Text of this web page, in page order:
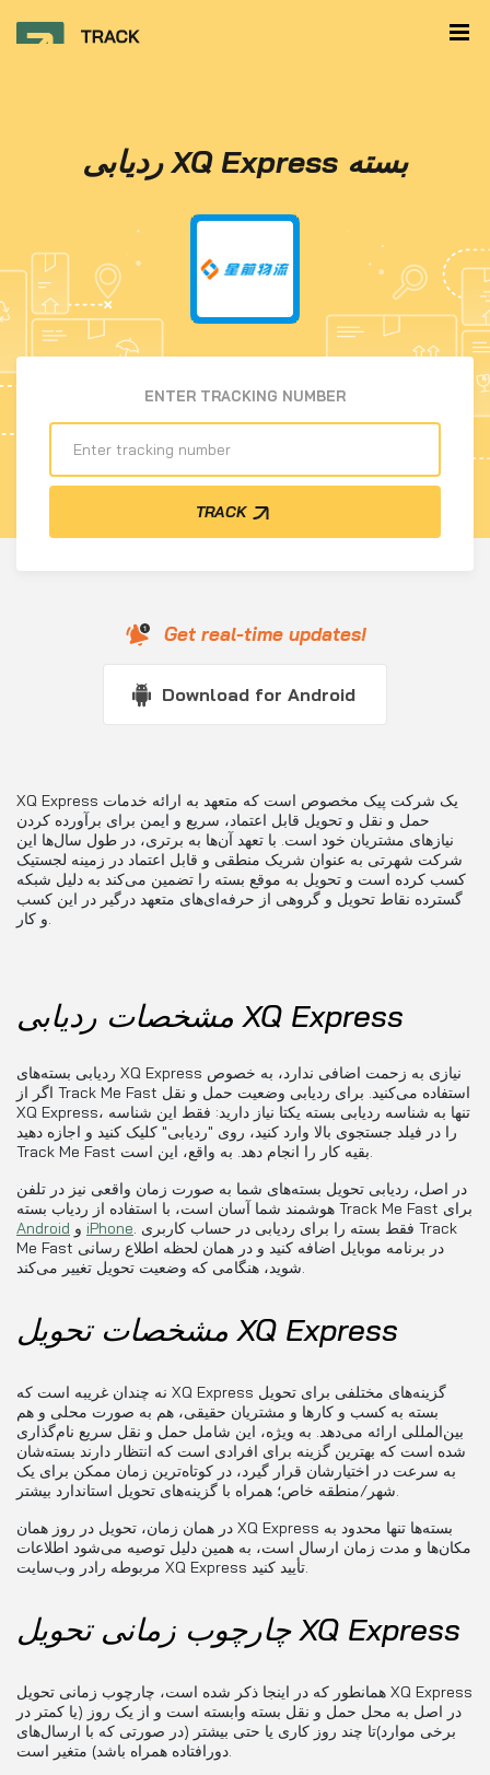
ردیابی XQ Express بسته
ENTER TRACKING NUMBER
TRACK
Get real-time updates!
Download for Android
XQ Express یک شرکت پیک مخصوص است که متعهد به ارائه خدمات
حمل و نقل و تحویل قابل اعتماد، سریع و ایمن برای برآورده کردن
نیازهای مشتریان خود است. با تعهد آن‌ها به برتری، در طول سال‌ها این
شرکت شهرتی به عنوان شریک منطقی و قابل اعتماد در زمینه لجستیک
کسب کرده است و تحویل به موقع بسته را تضمین می‌کند به دلیل شبکه
گسترده نقاط تحویل و گروهی از حرفه‌ای‌های متعهد درگیر در این کسب
و کار.
مشخصات ردیابی XQ Express
ردیابی بسته‌های XQ Express نیازی به زحمت اضافی ندارد، به خصوص
اگر از Track Me Fast استفاده می‌کنید. برای ردیابی وضعیت حمل و نقل
XQ Express، تنها به شناسه ردیابی بسته یکتا نیاز دارید: فقط این شناسه
را در فیلد جستجوی بالا وارد کنید، روی "ردیابی" کلیک کنید و اجازه دهید
Track Me Fast بقیه کار را انجام دهد. به واقع، این است.
در اصل، ردیابی تحویل بسته‌های شما به صورت زمان واقعی نیز در تلفن
هوشمند شما آسان است، با استفاده از ردیاب بسته Track Me Fast برای
Android
iPhone. فقط بسته را برای ردیابی در حساب کاربری Track
Me Fast در برنامه موبایل اضافه کنید و در همان لحظه اطلاع رسانی
شوید، هنگامی که وضعیت تحویل تغییر می‌کند.
مشخصات تحویل XQ Express
نه چندان غریبه است که XQ Express گزینه‌های مختلفی برای تحویل
بسته به کسب و کارها و مشتریان حقیقی، هم به صورت محلی و هم
بین‌المللی ارائه می‌دهد. به ویژه، این شامل حمل و نقل سریع نام‌گذاری
شده است که بهترین گزینه برای افرادی است که انتظار دارند بسته‌شان
به سرعت در اختیارشان قرار گیرد، در کوتاه‌ترین زمان ممکن برای یک
شهر/منطقه خاص؛ همراه با گزینه‌های تحویل استاندارد بیشتر.
در همان زمان، تحویل در روز همان XQ Express بسته‌ها تنها محدود به
مکان‌ها و مدت زمان ارسال است، به همین دلیل توصیه می‌شود اطلاعات
مربوطه رادر وب‌سایت XQ Express تأیید کنید.
چارچوب زمانی تحویل XQ Express
همانطور که در اینجا ذکر شده است، چارچوب زمانی تحویل XQ Express
در اصل به محل حمل و نقل بسته وابسته است و از یک روز (یا کمتر در
برخی موارد)تا چند روز کاری یا حتی بیشتر (در صورتی که با ارسال‌های
دورافتاده همراه باشد) متغیر است.